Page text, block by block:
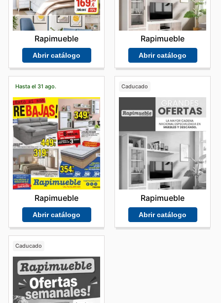
Rapimueble
Abrir catálogo
Rapimueble
Abrir catálogo
Hasta el 31 ago.
Rapimueble
Abrir catálogo
Caducado
Rapimueble
Abrir catálogo
Caducado